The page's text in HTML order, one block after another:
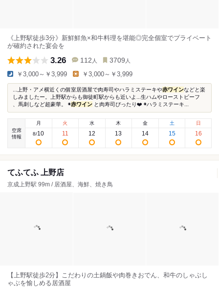
《上野駅徒歩3分》新鮮鮮魚×和牛料理を堪能◎完全個室でプライベート
が確約された宴会を
3.26 112 人 3709 人
￥3,000～￥3,999 ￥3,000～￥3,999
...上野・アメ横近くの個室居酒屋で肉寿司やハラミステーキや赤ワインなどと楽
しみましたー。上野駅からも御徒町駅からも近いよ...生ハムやローストビーフ
、馬刺しなど超豪華。 ◉赤ワイン と肉寿司ぴったり❤️ ◉ハラミステーキ...
空席
情報
月
8/10
火
11
水
12
木
13
金
14
土
15
日
16
てふてふ 上野店
京成上野駅 99m / 居酒屋、海鮮、焼き鳥
【上野駅徒歩2分】こだわりの土鍋飯や肉巻きおでん、和牛のしゃぶし
ゃぶを愉しめる居酒屋